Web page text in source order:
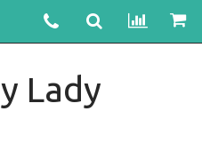
Lady